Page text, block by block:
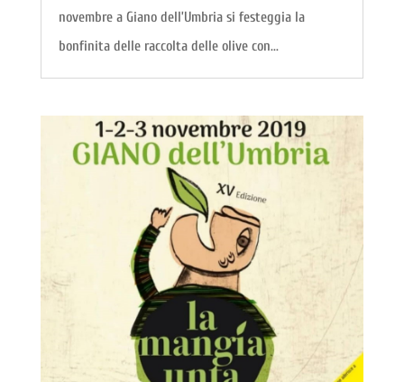
novembre a Giano dell’Umbria si festeggia la
bonfinita delle raccolta delle olive con...